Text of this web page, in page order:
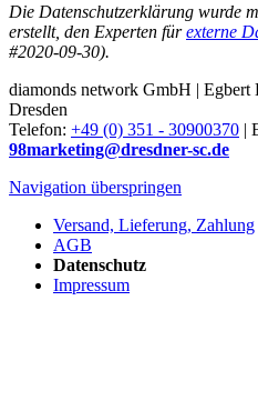
Die Datenschutzerklärung wurde
erstellt, den Experten fürexterne
#2020-09-30).
diamonds network GmbH | Egbert
Dresden
Telefon: +49 (0) 351 - 30900370 |
98marketing@dresdner-sc.de
Navigation überspringen
Versand, Lieferung, Zahlung
AGB
Datenschutz
Impressum